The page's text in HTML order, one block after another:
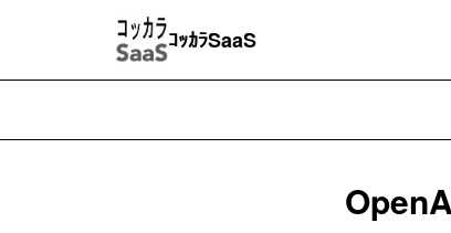
ｺｯｶﾗSaaS